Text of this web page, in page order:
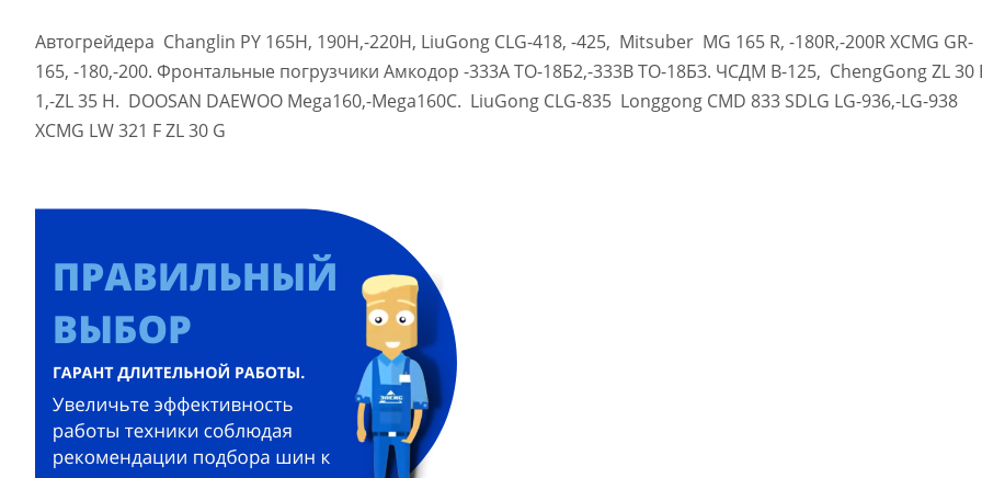
Автогрейдера Changlin PY 165H, 190H,-220H, LiuGong CLG-418, -425, Mitsuber MG 165 R, -180R,-200R XCMG GR-
165, -180,-200. Фронтальные погрузчики Амкодор -333А ТО-18Б2,-333В ТО-18БЗ. ЧСДМ В-125, ChengGong ZL 30
1,-ZL 35 H. DOOSAN DAEWOO Mega160,-Mega160C. LiuGong CLG-835 Longgong CMD 833 SDLG LG-936,-LG-938
XCMG LW 321 F ZL 30 G